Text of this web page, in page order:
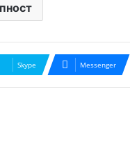
Skype Messenger